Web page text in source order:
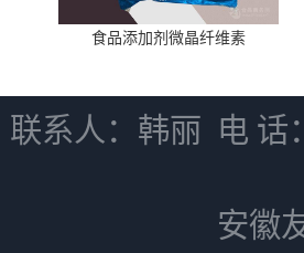
食品添加剂微晶纤维素
联系人：韩丽 电 话
安徽